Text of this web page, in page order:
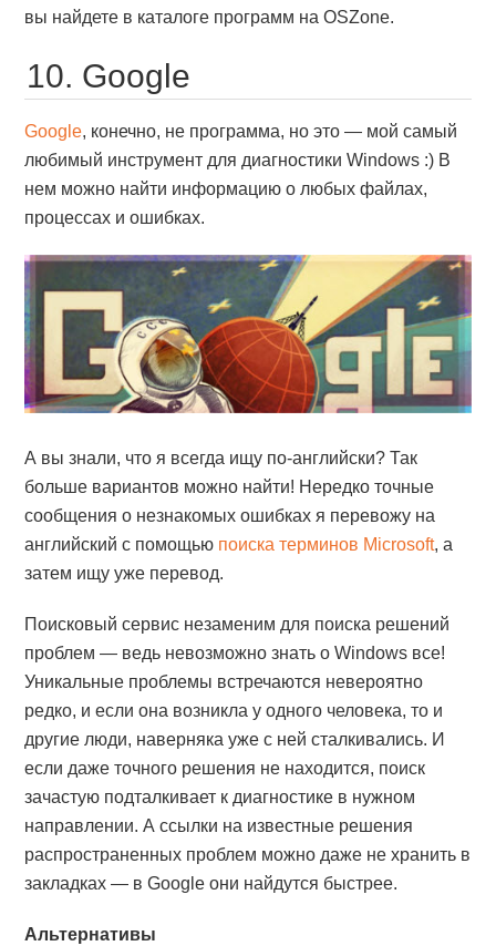
вы найдете в каталоге программ на OSZone.
10. Google
Google, конечно, не программа, но это — мой самый
любимый инструмент для диагностики Windows :) В
нем можно найти информацию о любых файлах,
процессах и ошибках.
А вы знали, что я всегда ищу по-английски? Так
больше вариантов можно найти! Нередко точные
сообщения о незнакомых ошибках я перевожу на
английский с помощью поиска терминов Microsoft, а
затем ищу уже перевод.
Поисковый сервис незаменим для поиска решений
проблем — ведь невозможно знать о Windows все!
Уникальные проблемы встречаются невероятно
редко, и если она возникла у одного человека, то и
другие люди, наверняка уже с ней сталкивались. И
если даже точного решения не находится, поиск
зачастую подталкивает к диагностике в нужном
направлении. А ссылки на известные решения
распространенных проблем можно даже не хранить в
закладках — в Google они найдутся быстрее.
Альтернативы